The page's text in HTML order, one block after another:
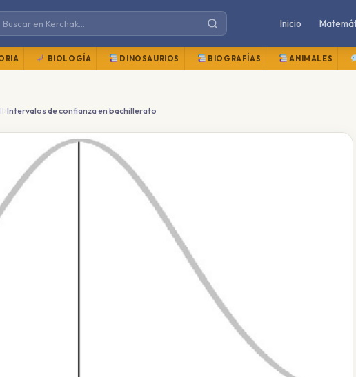
Inicio
BIOLOGÍA DINOSAURIOS BIOGRAFÍAS ANIMALES
›Intervalos de confianza en bachillerato